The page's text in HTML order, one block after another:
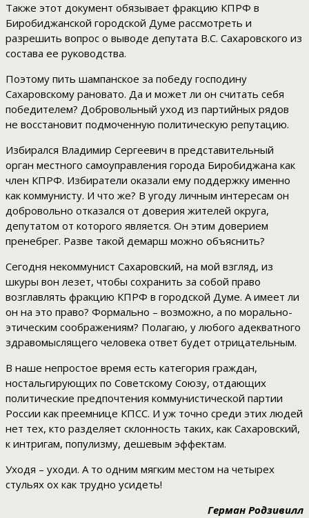
Также этот документ обязывает фракцию КПРФ в
Биробиджанской городской Думе рассмотреть и
разрешить вопрос о выводе депутата В.С. Сахаровского из
состава ее руководства.
Поэтому пить шампанское за победу господину
Сахаровскому рановато. Да и может ли он считать себя
победителем? Добровольный уход из партийных рядов
не восстановит подмоченную политическую репутацию.
Избирался Владимир Сергеевич в представительный
орган местного самоуправления города Биробиджана как
член КПРФ. Избиратели оказали ему поддержку именно
как коммунисту. И что же? В угоду личным интересам он
добровольно отказался от доверия жителей округа,
депутатом от которого является. Он этим доверием
пренебрег. Разве такой демарш можно объяснить?
Сегодня некоммунист Сахаровский, на мой взгляд, из
шкуры вон лезет, чтобы сохранить за собой право
возглавлять фракцию КПРФ в городской Думе. А имеет ли
он на это право? Формально – возможно, а по морально-
этическим соображениям? Полагаю, у любого адекватного
здравомыслящего человека ответ будет отрицательным.
В наше непростое время есть категория граждан,
ностальгирующих по Советскому Союзу, отдающих
политические предпочтения коммунистической партии
России как преемнице КПСС. И уж точно среди этих людей
нет тех, кто разделяет склонность таких, как Сахаровский,
к интригам, популизму, дешевым эффектам.
Уходя – уходи. А то одним мягким местом на четырех
стульях ох как трудно усидеть!
Герман Родзивилл